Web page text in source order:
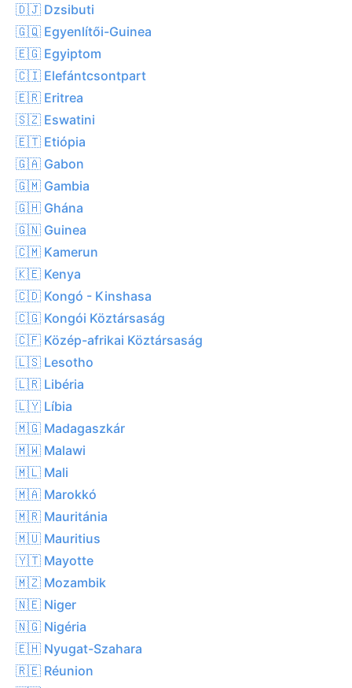
🇩🇯 Dzsibuti
🇬🇶 Egyenlítői-Guinea
🇪🇬 Egyiptom
🇨🇮 Elefántcsontpart
🇪🇷 Eritrea
🇸🇿 Eswatini
🇪🇹 Etiópia
🇬🇦 Gabon
🇬🇲 Gambia
🇬🇭 Ghána
🇬🇳 Guinea
🇨🇲 Kamerun
🇰🇪 Kenya
🇨🇩 Kongó - Kinshasa
🇨🇬 Kongói Köztársaság
🇨🇫 Közép-afrikai Köztársaság
🇱🇸 Lesotho
🇱🇷 Libéria
🇱🇾 Líbia
🇲🇬 Madagaszkár
🇲🇼 Malawi
🇲🇱 Mali
🇲🇦 Marokkó
🇲🇷 Mauritánia
🇲🇺 Mauritius
🇾🇹 Mayotte
🇲🇿 Mozambik
🇳🇪 Niger
🇳🇬 Nigéria
🇪🇭 Nyugat-Szahara
🇷🇪 Réunion